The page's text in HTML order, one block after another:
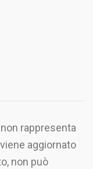
rappresenta
aggiornato
non può